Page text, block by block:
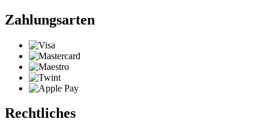
Zahlungsarten
Rechtliches